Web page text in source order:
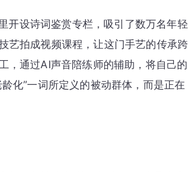
开设诗词鉴赏专栏，吸引了数万名年轻
艺拍成视频课程，让这门手艺的传承跨
，通过AI声音陪练师的辅助，将自己的
化”一词所定义的被动群体，而是正在